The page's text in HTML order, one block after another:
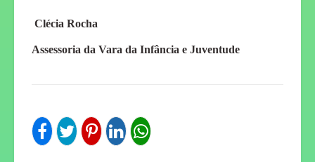
Clécia Rocha
Assessoria da Vara da Infância e Juventude